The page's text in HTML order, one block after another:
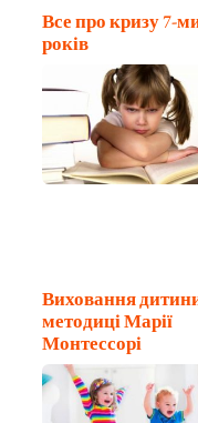
Все про кризу 7-
років
Виховання
методиці Марії
Монтессорі